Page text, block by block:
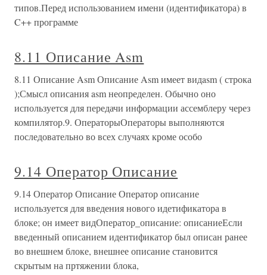
типов.Перед использованием имени (идентификатора) в
C++ программе
8.11 Описание Asm
8.11 Описание Asm Описание Asm имеет видasm ( строка
);Смысл описания asm неопределен. Обычно оно
используется для передачи информации ассемблеру через
компилятор.9. ОператорыОператоры выполняются
последовательно во всех случаях кроме особо
9.14 Оператор Описание
9.14 Оператор Описание Оператор описание
используется для введения нового идетификатора в
блоке; он имеет видОператор_описание: описаниеЕсли
введенный описанием идентификатор был описан ранее
во внешнем блоке, внешнее описание становится
скрытым на пртяжении блока,